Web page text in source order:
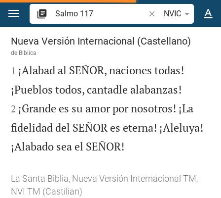
Ir a un contenido
Buscar versículo
NVIC
Salmo 117
Nueva Versión Internacional (Castellano)
de Biblica

1 ¡Alabad al SEÑOR, naciones todas!
¡Pueblos todos, cantadle alabanzas!
2 ¡Grande es su amor por nosotros! ¡La
fidelidad del SEÑOR es eterna! ¡Aleluya!
¡Alabado sea el SEÑOR!
La Santa Biblia, Nueva Versión Internacional TM,
NVI TM (Castilian)